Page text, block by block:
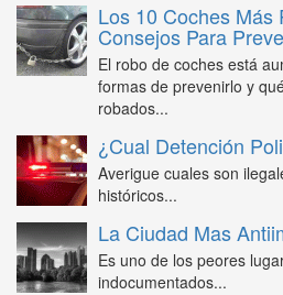
Los 10 Coches Más
Consejos Para
El robo de coches está
formas de prevenirlo y
robados...
¿Cual Detención
Averigue cuales son
históricos...
La Ciudad Mas
Es uno de los peores
indocumentados...